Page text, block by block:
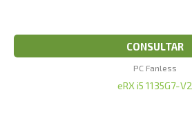
CONSULTAR
PC Fanless
eRX i5 1135G7-V2